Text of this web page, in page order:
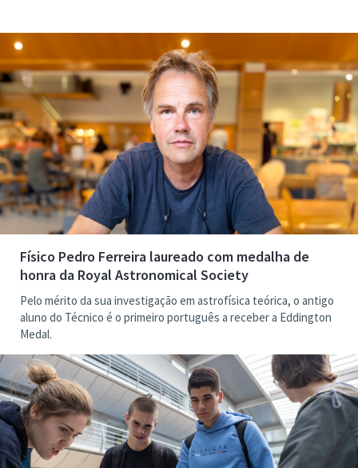
Físico Pedro Ferreira laureado com medalha de
honra da Royal Astronomical Society
Pelo mérito da sua investigação em astrofísica teórica, o antigo
aluno do Técnico é o primeiro português a receber a Eddington
Medal.